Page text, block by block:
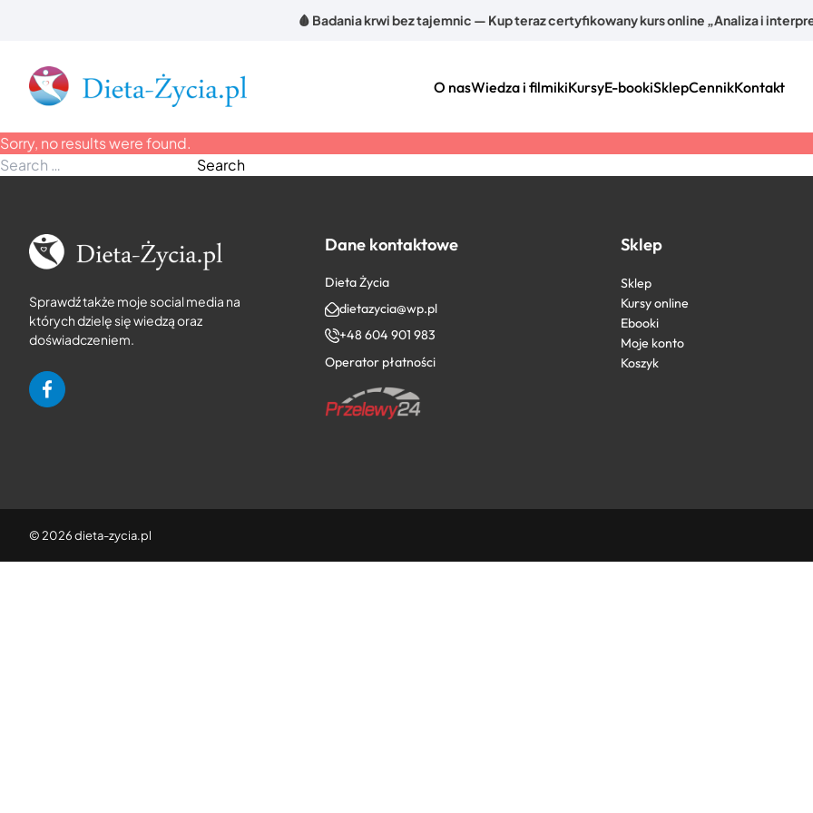
🩸 Badania krwi bez tajemnic — Kup teraz certyfikowany kurs online „Analiza i
O nasWiedza i filmikiKursyE-bookiSklepCennikKontakt
Sorry, no results were found.
Search for:
Search
Sprawdź także moje social media na
których dzielę się wiedzą oraz
doświadczeniem.
Dane kontaktowe
Dieta Życia
dietazycia@wp.pl
+48 604 901 983
Operator płatności
Sklep
Sklep
Kursy online
Ebooki
Moje konto
Koszyk
© 2026 dieta-zycia.pl